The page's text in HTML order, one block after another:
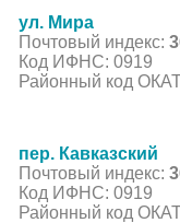
ул. Мира
Почтовый индекс:
Код ИФНС: 0919
Районный код
пер. Кавказский
Почтовый индекс:
Код ИФНС: 0919
Районный код